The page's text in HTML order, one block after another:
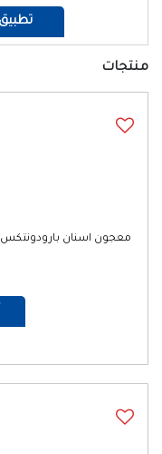
تطبيق
منتجات
معجون اسنان بارودونتكس 75مل انتعاش زائد حماية متكاملة بالفلورايد